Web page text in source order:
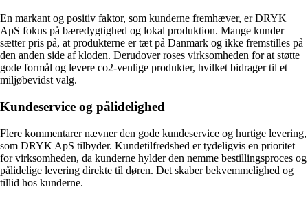
En markant og positiv faktor, som kunderne fremhæver, er DRYK
ApS fokus på bæredygtighed og lokal produktion. Mange kunder
sætter pris på, at produkterne er tæt på Danmark og ikke fremstilles på
den anden side af kloden. Derudover roses virksomheden for at støtte
gode formål og levere co2-venlige produkter, hvilket bidrager til et
miljøbevidst valg.
Kundeservice og pålidelighed
Flere kommentarer nævner den gode kundeservice og hurtige levering,
som DRYK ApS tilbyder. Kundetilfredshed er tydeligvis en prioritet
for virksomheden, da kunderne hylder den nemme bestillingsproces og
pålidelige levering direkte til døren. Det skaber bekvemmelighed og
tillid hos kunderne.